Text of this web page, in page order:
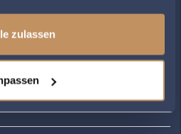
zulassen